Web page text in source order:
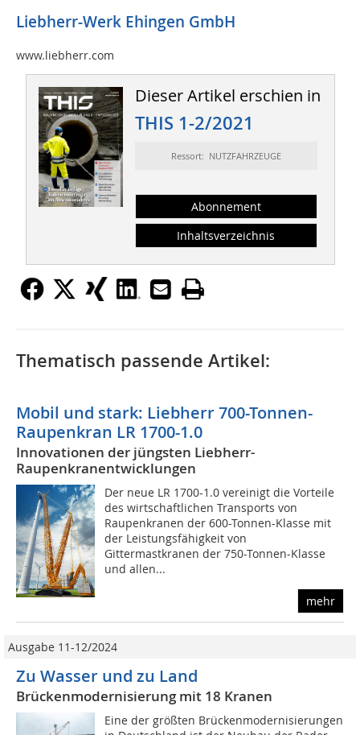
Liebherr-Werk Ehingen GmbH
www.liebherr.com
Dieser Artikel erschien in
THIS 1-2/2021
Ressort: NUTZFAHRZEUGE
Abonnement
Inhaltsverzeichnis
Thematisch passende Artikel:
Mobil und stark: Liebherr 700-Tonnen-
Raupenkran LR 1700-1.0
Innovationen der jüngsten Liebherr-
Raupenkranentwicklungen
Der neue LR 1700-1.0 vereinigt die Vorteile
des wirtschaftlichen Transports von
Raupenkranen der 600-Tonnen-Klasse mit
der Leistungsfähigkeit von
Gittermastkranen der 750-Tonnen-Klasse
und allen...
mehr
Ausgabe 11-12/2024
Zu Wasser und zu Land
Brückenmodernisierung mit 18 Kranen
Eine der größten Brückenmodernisierungen